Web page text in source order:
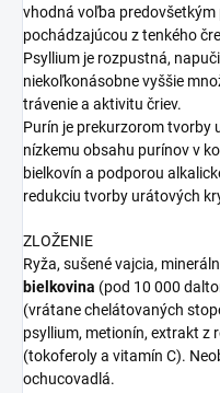
vhodná voľba
pochádzajúcou z tenkého
Psyllium je rozpustná,
niekoľkonásobne vyššie
trávenie a aktivitu čriev.
Purín je prekurzorom tvorby
nízkemu obsahu purínov v
bielkovín a podporou
redukciu tvorby urátových
ZLOŽENIE
Ryža, sušené vajcia,
bielkovina (pod 10 000
(vrátane chelátovaných
psyllium, metionín, extrakt z
(tokoferoly a vitamín C).
ochucovadlá.